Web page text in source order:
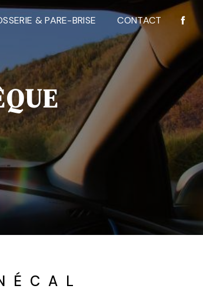
& PARE-BRISE CONTACT